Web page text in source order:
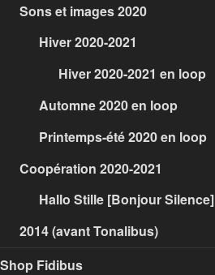
Sons et images 2020
Hiver 2020-2021
Hiver 2020-2021 en loop
Automne 2020 en loop
Printemps-été 2020 en loop
Coopération 2020-2021
Hallo Stille [Bonjour Silence]
2014 (avant Tonalibus)
Shop Fidibus